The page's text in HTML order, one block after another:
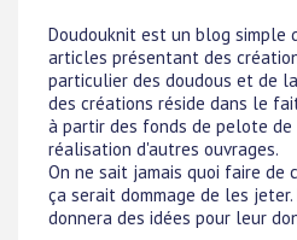
Doudouknit est un blog simple
articles présentant des
particulier des doudous et de
des créations réside dans le
à partir des fonds de pelote
réalisation d'autres ouvrages.
On ne sait jamais quoi faire de
ça serait dommage de les
donnera des idées pour leur